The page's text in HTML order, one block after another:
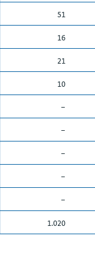
51
16
21
10
–
–
–
–
–
1.020